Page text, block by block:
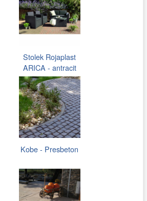
Stolek Rojaplast
ARICA - antracit
Kobe - Presbeton